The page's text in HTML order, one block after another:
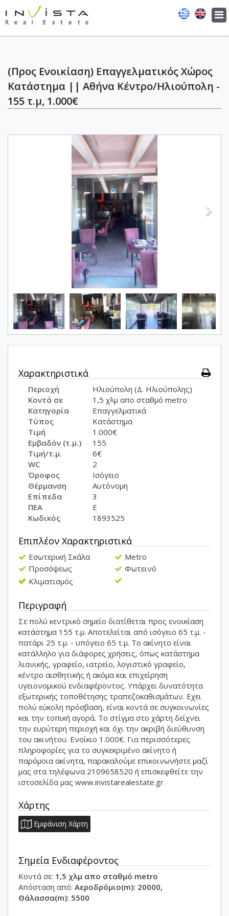
(Προς Ενοικίαση) Επαγγελματικός Χώρος
Κατάστημα || Αθήνα Κέντρο/Ηλιούπολη -
155 τ.μ, 1.000€
Χαρακτηριστικά
Περιοχή
Ηλιούπολη (Δ. Ηλιούπολης)
Κοντά σε
1,5 χλμ απο σταθμό metro
Κατηγορία
Επαγγελματικά
Τύπος
Κατάστημα
Τιμή
1.000€
Εμβαδόν (τ.μ.)
155
Τιμή/τ.μ.
6€
WC
2
Όροφος
Ισόγειο
Θέρμανση
Αυτόνομη
Επίπεδα
3
ΠΕΑ
E
Κωδικός
1893525
Επιπλέον Χαρακτηριστικά
Εσωτερική Σκάλα
Metro
Προσόψεως
Φωτεινό
Κλιματισμός
Περιγραφή
Σε πολύ κεντρικό σημείο διατίθεται προς ενοικίαση
κατάστημα 155 τ.μ. Αποτελείται από ισόγειο 65 τ.μ. -
πατάρι 25 τ.μ. - υπόγειο 65 τ.μ. Το ακίνητο είναι
κατάλληλο για διάφορες χρήσεις, όπως κατάστημα
λιανικής, γραφείο, ιατρείο, λογιστικό γραφείο,
κέντρο αισθητικής ή ακόμα και επιχείρηση
υγειονομικού ενδιαφέροντος. Υπάρχει δυνατότητα
εξωτερικής τοποθέτησης τραπεζοκαθισμάτων. Εχει
πολύ εύκολη πρόσβαση, είναι κοντά σε συγκοινωνίες
και την τοπική αγορά. Το στίγμα στο χάρτη δείχνει
την ευρύτερη περιοχή και όχι την ακριβή διεύθυνση
του ακινήτου. Ενοίκιο 1.000€. Για περισσότερες
πληροφορίες για το συγκεκριμένο ακίνητο ή
παρόμοια ακίνητα, παρακαλούμε επικοινωνήστε μαζί
μας στα τηλέφωνα 2109658520 ή επισκεφθείτε την
ιστοσελίδα μας www.invistarealestate.gr
Χάρτης
Εμφάνιση Χάρτη
Σημεία Ενδιαφέροντος
Κοντά σε: 1,5 χλμ απο σταθμό metro
Απόσταση από: Αεροδρόμιο(m): 20000,
Θάλασσα(m): 5500